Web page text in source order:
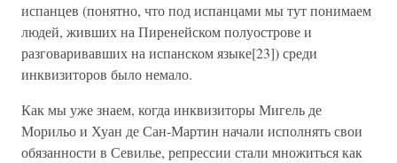
испанцев (понятно, что под испанцами мы тут понимаем
людей, живших на Пиренейском полуострове и
разговаривавших на испанском языке[23]) среди
инквизиторов было немало.
Как мы уже знаем, когда инквизиторы Мигель де
Морильо и Хуан де Сан-Мартин начали исполнять свои
обязанности в Севилье, репрессии стали множиться как